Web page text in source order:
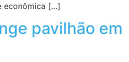
econômica […]
pavilhão em